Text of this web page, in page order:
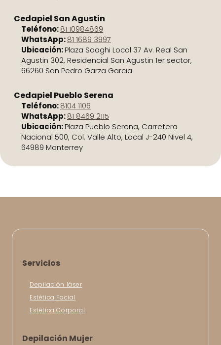
Cedapiel San Agustin
Teléfono:81 10984869
WhatsApp:81 1689 3997
Ubicación:Plaza Saaghi Local 37 Av. Real San
Agustin 302, Residencial San Agustin 1er sector,
66260 San Pedro Garza Garcia
Cedapiel Pueblo Serena
Teléfono:8104 1106
WhatsApp:81 8469 2115
Ubicación:Plaza Pueblo Serena, Carretera
Nacional 500, Col. Valle Alto, Local J-240 Nivel 4,
64989 Monterrey
Servicios
Depilación láser
Estética Facial
Estética Corporal
Depilación Mujer